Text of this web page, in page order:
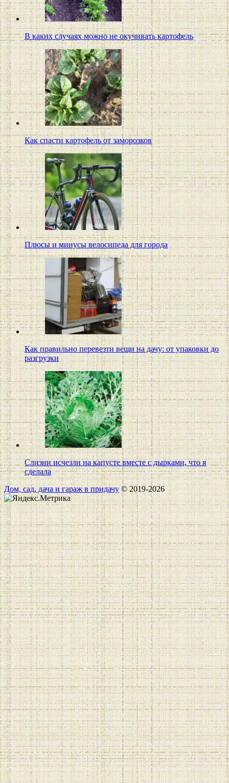
В каких случаях можно не окучивать картофель
Как спасти картофель от заморозков
Плюсы и минусы велосипеда для города
Как правильно перевезти вещи на дачу: от упаковки до
разгрузки
Слизни исчезли на капусте вместе с дырками, что я
сделала
Дом, сад, дача и гараж в придачу© 2019-2026